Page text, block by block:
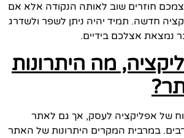
חוזרים שוב לאותה הנקודה אלא אם
חדשה. תמיד יהיה ניתן לשפר ולשדרג
נמצאת אצלכם בידיים.
מה היתרונות
של אפליקציה לעסק, אך גם לאתר
רבים. במרבית המקרים היתרונות של האתר